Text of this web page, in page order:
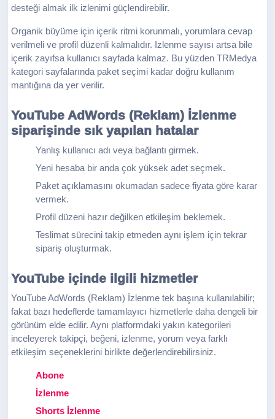
desteği almak ilk izlenimi güçlendirebilir.
Organik büyüme için içerik ritmi korunmalı, yorumlara cevap
verilmeli ve profil düzenli kalmalıdır. Izlenme sayısı artsa bile
içerik zayıfsa kullanıcı sayfada kalmaz. Bu yüzden TRMedya
kategori sayfalarında paket seçimi kadar doğru kullanım
mantığına da yer verilir.
YouTube AdWords (Reklam) İzlenme
siparişinde sık yapılan hatalar
Yanlış kullanıcı adı veya bağlantı girmek.
Yeni hesaba bir anda çok yüksek adet seçmek.
Paket açıklamasını okumadan sadece fiyata göre karar
vermek.
Profil düzeni hazır değilken etkileşim beklemek.
Teslimat sürecini takip etmeden aynı işlem için tekrar
sipariş oluşturmak.
YouTube içinde ilgili hizmetler
YouTube AdWords (Reklam) İzlenme tek başına kullanılabilir;
fakat bazı hedeflerde tamamlayıcı hizmetlerle daha dengeli bir
görünüm elde edilir. Aynı platformdaki yakın kategorileri
inceleyerek takipçi, beğeni, izlenme, yorum veya farklı
etkileşim seçeneklerini birlikte değerlendirebilirsiniz.
Abone
İzlenme
Shorts İzlenme